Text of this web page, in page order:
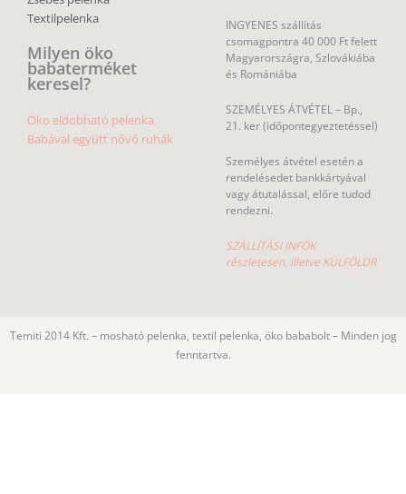
Textilpelenka
Milyen öko
babaterméket
keresel?
Öko eldobható pelenka
Babával együtt nővő ruhák
csomagpontra 40 000 Ft felett
Magyarországra, Szlovákiába
és Romániába
SZEMÉLYES ÁTVÉTEL – Bp.,
21. ker (időpontegyeztetéssel)
rendelésedet bankkártyával
vagy átutalással, előre tudod
rendezni.
SZÁLLÍTÁSI INFÓK
részletesen, illetve KÜLFÖLDR
fenntartva.